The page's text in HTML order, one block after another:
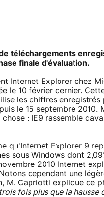
téléchargements
finale d'évaluation.
Internet Explorer chez
le 10 février dernier.
les chiffres enregistrés
le 15 septembre 2010.
: IE9 rassemble
qu'Internet Explorer 9
sous Windows dont
2010 Internet
cependant une
M. Capriotti explique ce
fois plus que la hausse